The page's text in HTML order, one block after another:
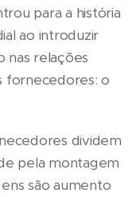
para a história
ao introduzir
nas relações
fornecedores: o
dividem
pela montagem
são aumento